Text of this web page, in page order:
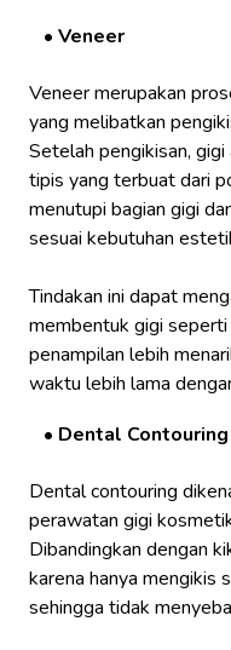
Veneer
Veneer merupakan
yang melibatkan
Setelah pengikisan,
tipis yang terbuat dari
menutupi bagian gigi
sesuai kebutuhan
Tindakan ini dapat
membentuk gigi
penampilan lebih
waktu lebih lama
Dental Contouring
Dental contouring
perawatan gigi
Dibandingkan dengan
karena hanya mengikis
sehingga tidak